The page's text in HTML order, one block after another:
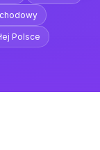
Polsce